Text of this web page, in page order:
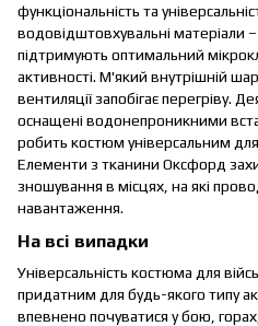
функціональність та
водовідштовхувальні матеріали
підтримують оптимальний
активності. М'який внутрішній
вентиляції запобігає перегріву.
оснащені водонепроникними
робить костюм універсальним
Елементи з тканини Оксфорд
зношування в місцях, на які
навантаження.
На всі випадки
Універсальність костюма для
придатним для будь-якого типу
впевнено почуватися у бою,